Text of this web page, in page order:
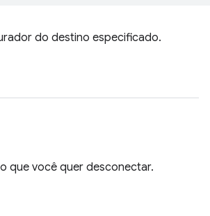
do destino especificado.
que você quer desconectar.